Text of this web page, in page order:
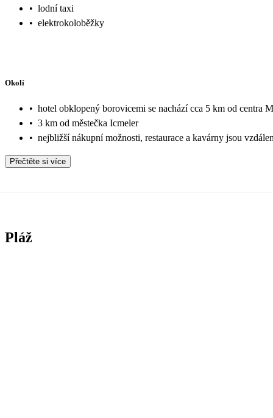
• lodní taxi
• elektrokoloběžky
Okolí
• hotel obklopený borovicemi se nachází cca 5 km od centra
• 3 km od městečka Icmeler
• nejbližší nákupní možnosti, restaurace a kavárny jsou
Přečtěte si více
Pláž